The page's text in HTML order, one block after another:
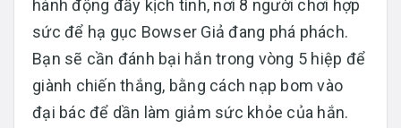
hành động đầy kịch tính, nơi 8 người chơi hợp
sức để hạ gục Bowser Giả đang phá phách.
Bạn sẽ cần đánh bại hắn trong vòng 5 hiệp để
giành chiến thắng, bằng cách nạp bom vào
đại bác để dần làm giảm sức khỏe của hắn.